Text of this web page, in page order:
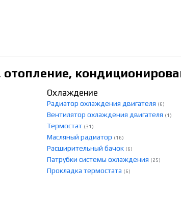
Охлаждение
Радиатор охлаждения двигателя (6)
Вентилятор охлаждения двигателя (1)
Термостат (31)
Масляный радиатор (16)
Расширительный бачок (6)
Патрубки системы охлаждения (25)
Прокладка термостата (6)